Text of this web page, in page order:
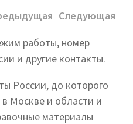
Следующая
работы, номер
и другие контакты.
России, до которого
Москве и области и
материалы